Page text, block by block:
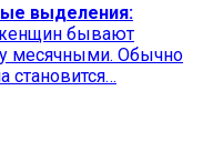
выделения:
бывают
месячными. Обычно
становится…